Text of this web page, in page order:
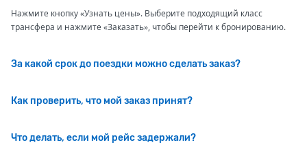
Нажмите кнопку «Узнать цены». Выберите подходящий класс
трансфера и нажмите «Заказать», чтобы перейти к бронированию.
За какой срок до поездки можно сделать заказ?
Как проверить, что мой заказ принят?
Что делать, если мой рейс задержали?